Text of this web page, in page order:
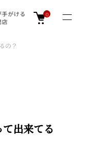
0
の？
出来てる